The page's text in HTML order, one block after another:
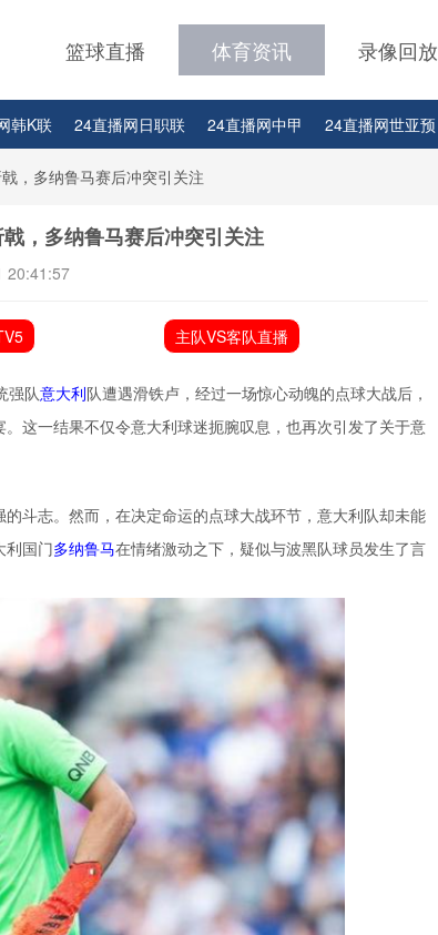
篮球直播 体育资讯 录像回放
韩K联 24直播网日职联 24直播网中甲 24直播网世亚预
24直播网德甲 24直播网欧冠杯
比赛足球欧洲杯
，多纳鲁马赛后冲突引关注
，多纳鲁马赛后冲突引关注
20:41:57
主队VS客队直播
强队意大利队遭遇滑铁卢，经过一场惊心动魄的点球大战后，
这一结果不仅令意大利球迷扼腕叹息，也再次引发了关于意
斗志。然而，在决定命运的点球大战环节，意大利队却未能
利国门多纳鲁马在情绪激动之下，疑似与波黑队球员发生了言